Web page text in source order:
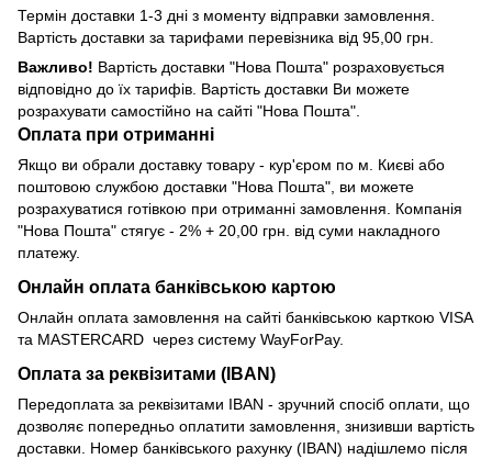
Термін доставки 1-3 дні з моменту відправки замовлення.
Вартість доставки за тарифами перевізника від 95,00 грн.
Важливо! Вартість доставки "Нова Пошта" розраховується
відповідно до їх тарифів. Вартість доставки Ви можете
розрахувати самостійно на сайті "Нова Пошта".
Оплата при отриманні
Якщо ви обрали доставку товару - кур'єром по м. Києві або
поштовою службою доставки "Нова Пошта", ви можете
розрахуватися готівкою при отриманні замовлення. Компанія
"Нова Пошта" стягує - 2% + 20,00 грн. від суми накладного
платежу.
Онлайн оплата банківською картою
Онлайн оплата замовлення на сайті банківською карткою VISA
та MASTERCARD через систему WayForPay.
Оплата за реквізитами (IBAN)
Передоплата за реквізитами IBAN - зручний спосіб оплати, що
дозволяє попередньо оплатити замовлення, знизивши вартість
доставки. Номер банківського рахунку (IBAN) надішлемо після